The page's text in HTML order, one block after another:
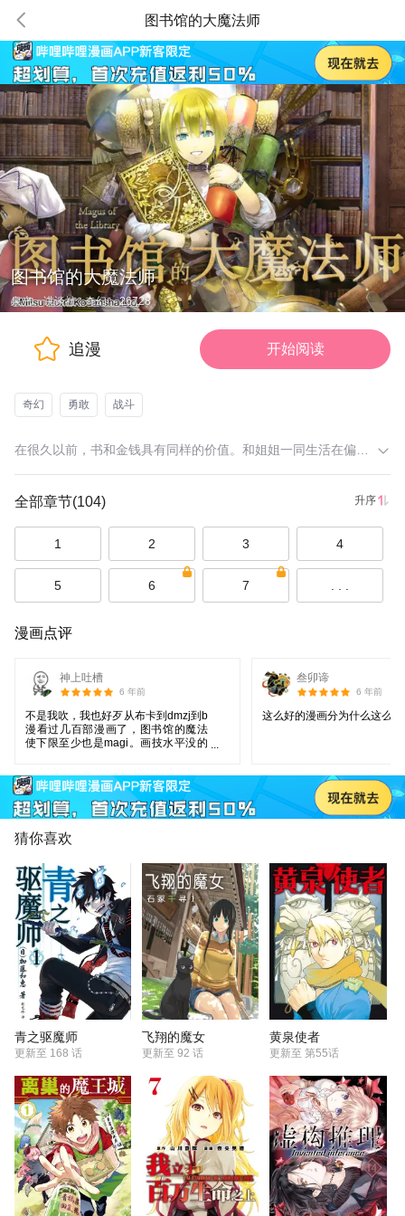
图书馆的大魔法师
图书馆的大魔法师
泉光、讲谈社·奇幻 ·26728
追漫 开始阅读
奇幻 勇敢 战斗
全部章节(104) 升序
1 2 3 4
5 6 7
漫画点评
神上吐槽
6 年前
不是我吹，我也好歹从布卡到dmzj到b
漫看过几百部漫画了，图书馆的魔法
使下限至少也是magi。画技水平没的
现实同时又不失幻想作品的浪漫。全
程逻辑在线，剧情发展顺畅，是难得
的佳作
叁卯谛
6 年前
这么好的漫画分为什么这么
猜你喜欢
青之驱魔师
更新至 168 话
飞翔的魔女
更新至92 话
黄泉使者
更新至第55话